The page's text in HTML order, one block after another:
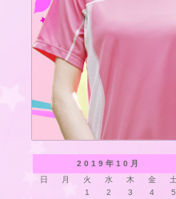
2019年10月
日
月 火 水 木 金
土
1
2 3 4
5